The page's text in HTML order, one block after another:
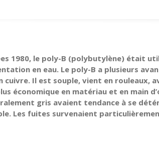
1980, le poly-B (polybutylène) était
en eau. Le poly-B a plusieurs
cuivre. Il est souple, vient en rouleaux,
économique en matériau et en main
gris avaient tendance à se
Les fuites survenaient